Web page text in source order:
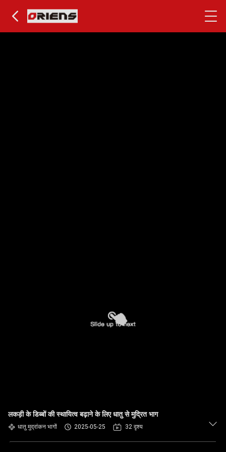
लकड़ी के डिब्बों की स्थायित्व बढ़ाने के लिए धातु से मुद्रित भाग
धातु मुद्रांकन भागों 2025-05-25 32 दृश्य